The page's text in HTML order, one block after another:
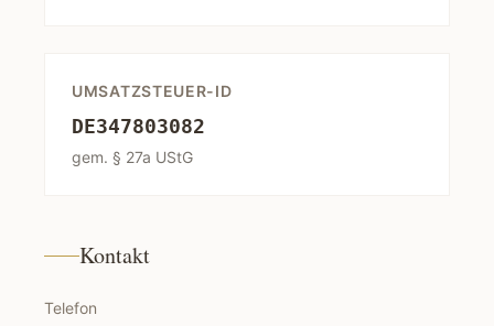
UMSATZSTEUER-ID
DE347803082
gem. § 27a UStG
Kontakt
Telefon